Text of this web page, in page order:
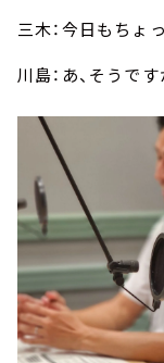
三木：今日もちょ
川島：あ、そうです